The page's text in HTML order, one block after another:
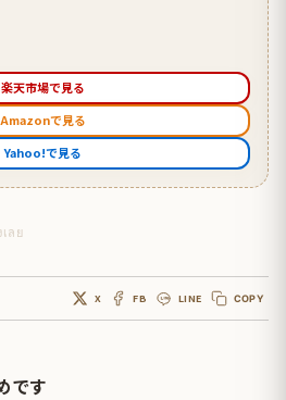
楽天市場で見る
Amazonで見る
Yahoo!で見る
ลย
X FB LINE COPY
です